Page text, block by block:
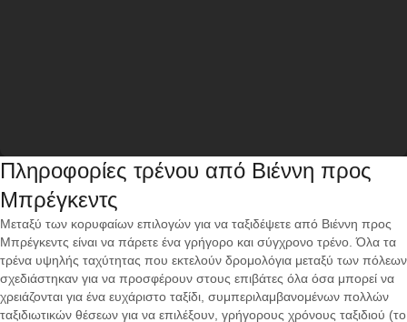
Πληροφορίες τρένου από Βιέννη προς
Μπρέγκεντς
Μεταξύ των κορυφαίων επιλογών για να ταξιδέψετε από Βιέννη προς
Μπρέγκεντς είναι να πάρετε ένα γρήγορο και σύγχρονο τρένο. Όλα τα
τρένα υψηλής ταχύτητας που εκτελούν δρομολόγια μεταξύ των πόλεων
σχεδιάστηκαν για να προσφέρουν στους επιβάτες όλα όσα μπορεί να
χρειάζονται για ένα ευχάριστο ταξίδι, συμπεριλαμβανομένων πολλών
ταξιδιωτικών θέσεων για να επιλέξουν, γρήγορους χρόνους ταξιδιού (το